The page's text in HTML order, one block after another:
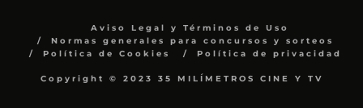
Aviso Legal y Términos de Uso
Normas generales para concursos y sorteos
Política de Cookies
Política de privacidad
Copyright © 2023 35 MILÍMETROS CINE Y TV